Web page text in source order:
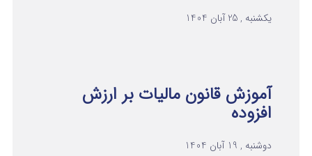
یکشنبه , 25 آبان 1404
آموزش قانون مالیات بر ارزش
افزوده
دوشنبه , 19 آبان 1404